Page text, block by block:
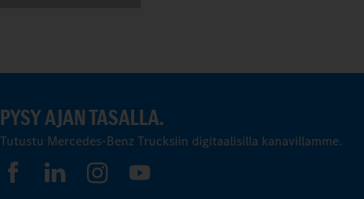
PYSY AJAN TASALLA.
Tutustu Mercedes-Benz Trucksiin digitaalisilla kanavillamme.